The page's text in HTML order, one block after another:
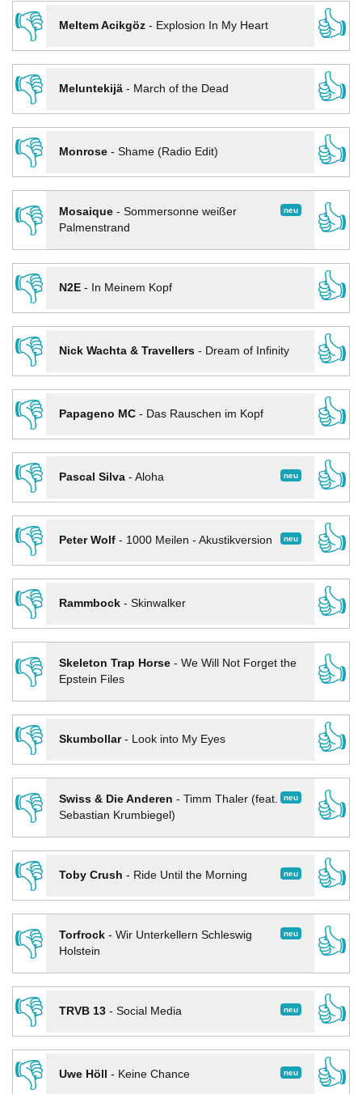
👎
Meltem Acikgöz- Explosion In My Heart
👍
👎
Meluntekijä- March of the Dead
👍
👎
Monrose- Shame (Radio Edit)
👍
👎
neu
Mosaique- Sommersonne weißer
Palmenstrand
👍
👎
N2E- In Meinem Kopf
👍
👎
Nick Wachta & Travellers- Dream of Infinity
👍
👎
Papageno MC- Das Rauschen im Kopf
👍
👎
neu
Pascal Silva- Aloha
👍
👎
neu
Peter Wolf- 1000 Meilen - Akustikversion
👍
👎
Rammbock- Skinwalker
👍
👎
Skeleton Trap Horse- We Will Not Forget the
Epstein Files
👍
👎
Skumbollar- Look into My Eyes
👍
👎
neu
Swiss & Die Anderen - Timm Thaler (feat.
Sebastian Krumbiegel)
👍
👎
neu
Toby Crush - Ride Until the Morning
👍
👎
neu
Torfrock- Wir Unterkellern Schleswig
Holstein
👍
👎
neu
TRVB 13- Social Media
👍
👎
neu
Uwe Höll - Keine Chance
👍